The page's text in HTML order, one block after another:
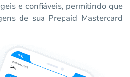
e confiáveis, permitindo que
de sua Prepaid Mastercard